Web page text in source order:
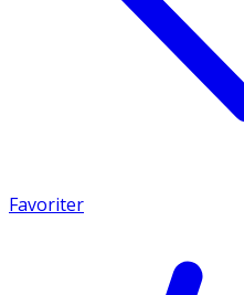
Favoriter